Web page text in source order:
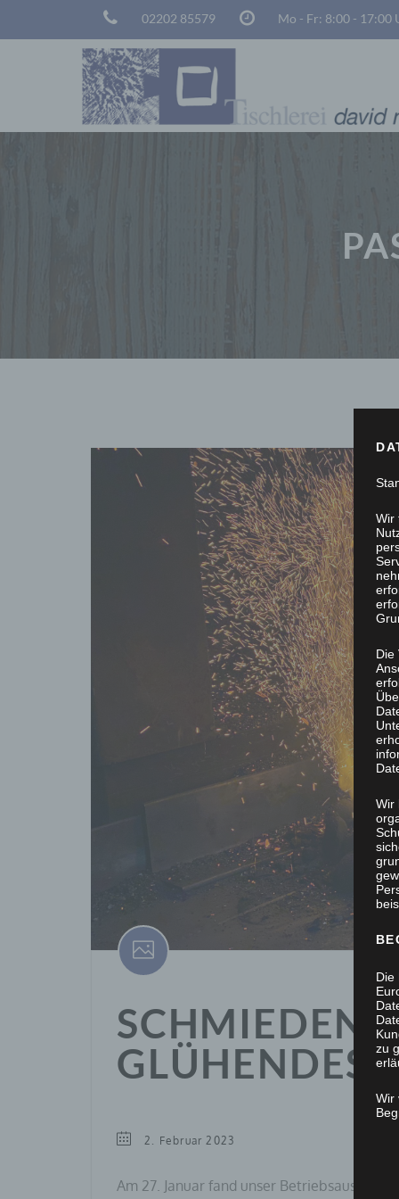
02202 85579 Mo - Fr: 8:00 - 17:00
SCHMIEDEN:
GLÜHENDES
2. Februar 2023
Am 27. Januar fand unser Betriebsausflug
Wir
Die
Wir
Die
zu
Wir